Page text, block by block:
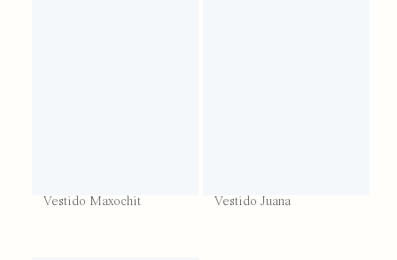
Vestido Maxochit Vestido Juana